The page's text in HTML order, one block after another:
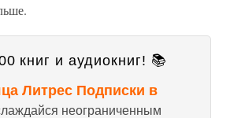
книг и аудиокниг! 📚
Литрес Подписки в
неограниченным